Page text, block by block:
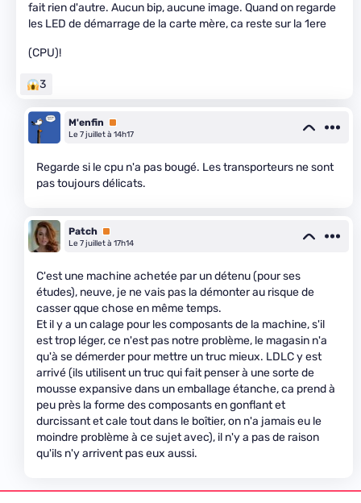
fait rien d'autre. Aucun bip, aucune image. Quand on regarde
les LED de démarrage de la carte mère, ca reste sur la 1ere
(CPU)!
3
M'enfin
Premium
Le 7 juillet à 14h17
Regarde si le cpu n'a pas bougé. Les transporteurs ne sont
pas toujours délicats.
Patch Premium
Le 7 juillet à 17h14
C'est une machine achetée par un détenu (pour ses
études), neuve, je ne vais pas la démonter au risque de
casser qque chose en même temps.
Et il y a un calage pour les composants de la machine, s'il
est trop léger, ce n'est pas notre problème, le magasin n'a
qu'à se démerder pour mettre un truc mieux. LDLC y est
arrivé (ils utilisent un truc qui fait penser à une sorte de
mousse expansive dans un emballage étanche, ca prend à
peu près la forme des composants en gonflant et
durcissant et cale tout dans le boîtier, on n'a jamais eu le
moindre problème à ce sujet avec), il n'y a pas de raison
qu'ils n'y arrivent pas eux aussi.